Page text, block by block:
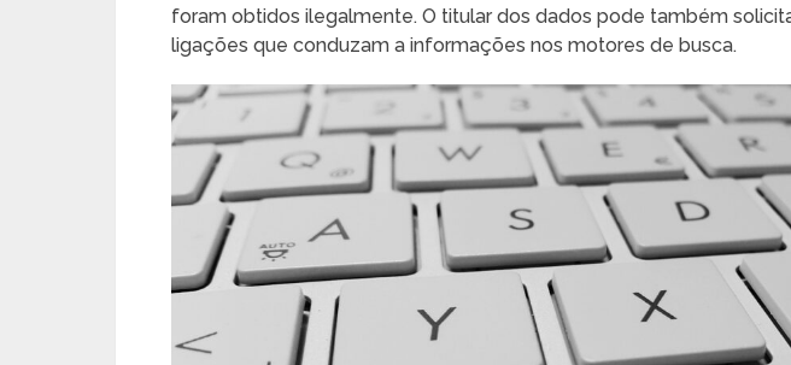
foram obtidos ilegalmente. O titular dos dados pode também
ligações que conduzam a informações nos motores de busca.